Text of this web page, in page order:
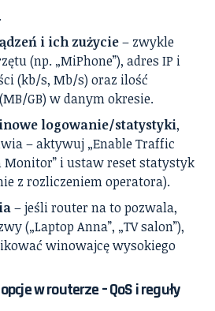
i ich zużycie– zwykle
(np. „MiPhone”), adres IP i
(kb/s, Mb/s) oraz ilość
GB) w danym okresie.
logowanie/statystyki,
– aktywuj „Enable Traffic
i ustaw reset statystyk
z rozliczeniem operatora).
– jeśli router na to pozwala,
(„Laptop Anna”, „TV salon”),
winowajcę wysokiego
w routerze – QoS i reguły